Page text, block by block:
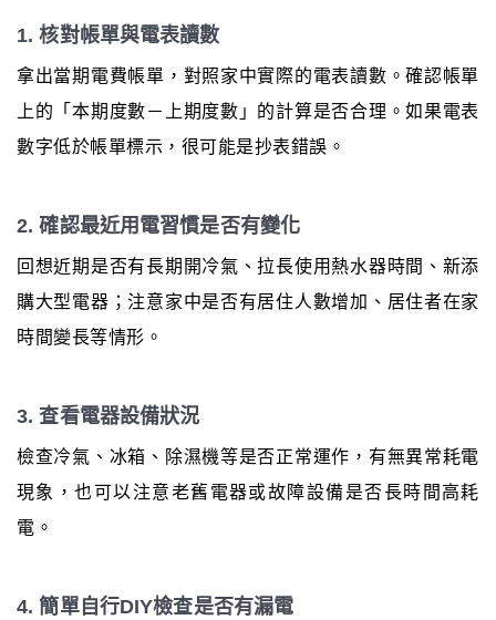
1. 核對帳單與電表讀數
拿出當期電費帳單，對照家中實際的電表讀數。確認帳單
上的「本期度數－上期度數」的計算是否合理。如果電表
數字低於帳單標示，很可能是抄表錯誤。
2. 確認最近用電習慣是否有變化
回想近期是否有長期開冷氣、拉長使用熱水器時間、新添
購大型電器；注意家中是否有居住人數增加、居住者在家
時間變長等情形。
3. 查看電器設備狀況
檢查冷氣、冰箱、除濕機等是否正常運作，有無異常耗電
現象，也可以注意老舊電器或故障設備是否長時間高耗
電。
4. 簡單自行DIY檢查是否有漏電